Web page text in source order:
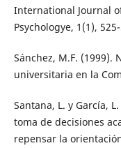
International Journal
Psychologye, 1(1),
Sánchez, M.F. (1999).
universitaria en la
Santana, L. y García,
toma de decisiones
repensar la